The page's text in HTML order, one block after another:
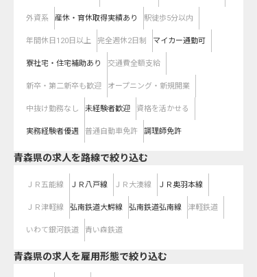
外資系 産休・育休取得実績あり 駅徒歩5分以内
年間休日120日以上 完全週休2日制 マイカー通勤可
寮社宅・住宅補助あり 交通費全額支給
新卒・第二新卒も歓迎 オープニング・新規開業
中抜け勤務なし 未経験者歓迎 資格を活かせる
実務経験者優遇 普通自動車免許 調理師免許
青森県の求人を路線で絞り込む
ＪＲ五能線 ＪＲ八戸線 ＪＲ大湊線 ＪＲ奥羽本線
ＪＲ津軽線 弘南鉄道大鰐線 弘南鉄道弘南線 津軽鉄道
いわて銀河鉄道 青い森鉄道
青森県の求人を雇用形態で絞り込む